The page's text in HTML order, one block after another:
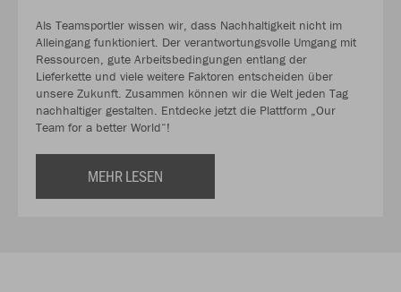
Als Teamsportler wissen wir, dass Nachhaltigkeit nicht im
Alleingang funktioniert. Der verantwortungsvolle Umgang mit
Ressourcen, gute Arbeitsbedingungen entlang der
Lieferkette und viele weitere Faktoren entscheiden über
unsere Zukunft. Zusammen können wir die Welt jeden Tag
nachhaltiger gestalten. Entdecke jetzt die Plattform „Our
Team for a better World“!
MEHR LESEN